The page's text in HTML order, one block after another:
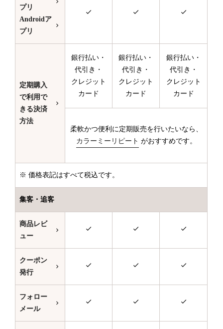
プリ
Androidア
プリ
定期購入
で利用で
きる決済
方法
銀行払い・
代引き・
クレジット
カード
銀行払い・
代引き・
クレジット
カード
銀行払い・
代引き・
クレジット
カード
柔軟かつ便利に定期販売を行いたいなら、
カラーミーリピート がおすすめです。
※ 価格表記はすべて税込です。
集客・追客
商品レビ
ュー
クーポン
発行
フォロー
メール